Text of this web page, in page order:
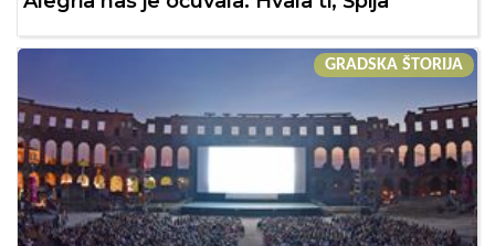
GRADSKA ŠTORIJA